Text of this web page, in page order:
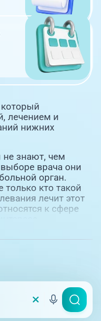
лечением и
нижних
не знают, чем
врача они
орган.
только кто такой
лечит этот
к сфере